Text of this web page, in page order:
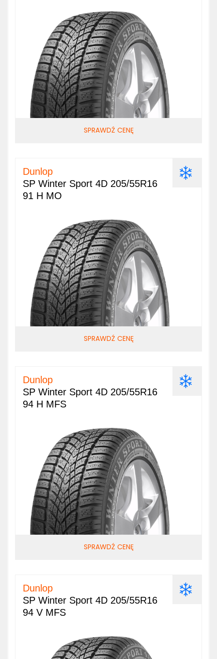
SPRAWDŹ CENĘ
Dunlop
SP Winter Sport 4D 205/55R16
91 H MO
SPRAWDŹ CENĘ
Dunlop
SP Winter Sport 4D 205/55R16
94 H MFS
SPRAWDŹ CENĘ
Dunlop
SP Winter Sport 4D 205/55R16
94 V MFS